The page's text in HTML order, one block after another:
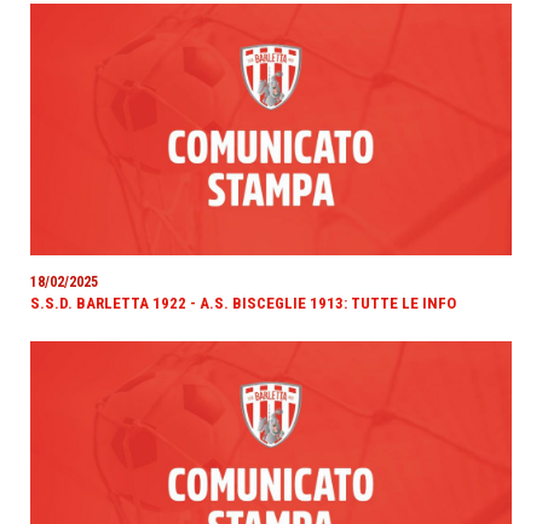
18/02/2025
S.S.D. BARLETTA 1922 - A.S. BISCEGLIE 1913: TUTTE LE INFO